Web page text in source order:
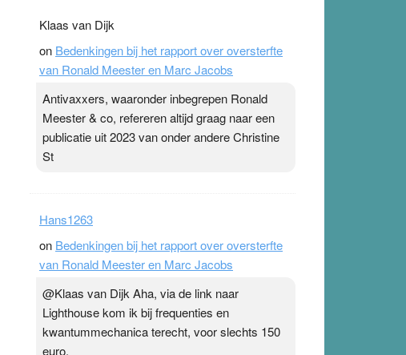
Klaas van Dijk
on Bedenkingen bij het rapport over oversterfte
van Ronald Meester en Marc Jacobs
Antivaxxers, waaronder inbegrepen Ronald
Meester & co, refereren altijd graag naar een
publicatie uit 2023 van onder andere Christine
St
Hans1263
on Bedenkingen bij het rapport over oversterfte
van Ronald Meester en Marc Jacobs
@Klaas van Dijk Aha, via de link naar
Lighthouse kom ik bij frequenties en
kwantummechanica terecht, voor slechts 150
euro.